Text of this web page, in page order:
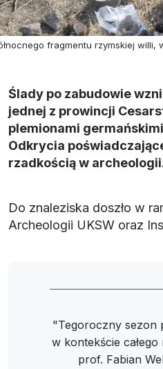
fragmentu rzymskiej
Ślady po zabudowie
jednej z prowincji
plemionami
Odkrycia
rzadkością w
Do znaleziska doszło w
Archeologii UKSW oraz
"Tegoroczny sezon
w kontekście
prof. Fabian